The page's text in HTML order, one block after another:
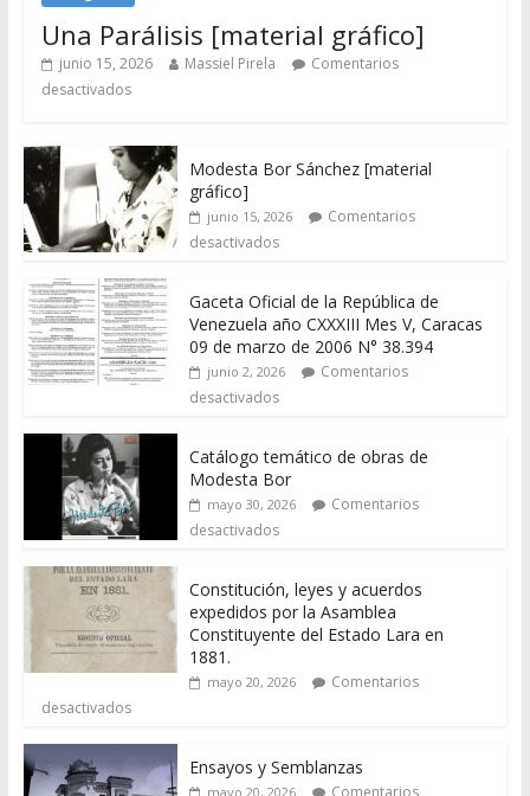
Una Parálisis [material gráfico]
junio 15, 2026 Massiel Pirela
Comentarios
desactivados
Modesta Bor Sánchez [material
gráfico]
junio 15, 2026
Comentarios
desactivados
Gaceta Oficial de la República de
Venezuela año CXXXIII Mes V, Caracas
09 de marzo de 2006 N° 38.394
junio 2, 2026
Comentarios
desactivados
Catálogo temático de obras de
Modesta Bor
mayo 30, 2026
Comentarios
desactivados
Constitución, leyes y acuerdos
expedidos por la Asamblea
Constituyente del Estado Lara en
1881.
mayo 20, 2026
Comentarios
desactivados
Ensayos y Semblanzas
mayo 20, 2026
Comentarios